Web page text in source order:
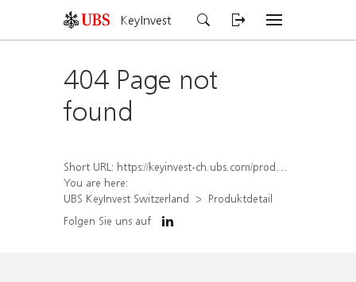
KeyInvest
404 Page not
found
Short URL: https://keyinvest-ch.ubs.com/produkt/detail/index/isin/CH1578798022
You are here:
UBS KeyInvest Switzerland
Produktdetail
Folgen Sie uns auf